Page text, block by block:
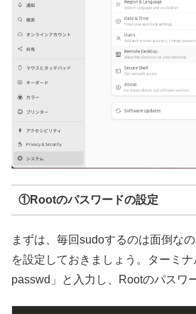
①Rootのパスワードの設定
まずは、毎回sudoするのは面倒な
を設定しておきましょう。ターミ
passwd」と入力し、Rootのパスワ